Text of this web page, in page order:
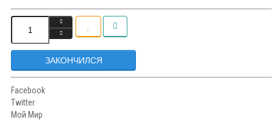
ЗАКОНЧИЛСЯ
Facebook
Twitter
Мой Мир